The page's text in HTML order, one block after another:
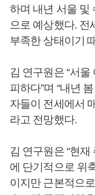
하며 내년 서울 및
으로 예상했다. 전
부족한 상태이기
김 연구원은 “서
피하다”며 “내년
자들이 전세에서
라고 전망했다.
김 연구원은 “현
에 단기적으로 위
이지만 근본적으